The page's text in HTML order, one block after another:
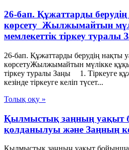
26-бап. Құжаттарды
көрсету Жылжымайтын
мемлекеттік тіркеу туралы
26-бап. Құжаттарды берудің нақты
көрсетуЖылжымайтын мүлікке
тіркеу туралы Заңы 1. Тіркеуге
кезінде тіркеуге келіп түсет...
Толық оқу »
Қылмыстық заңның уақыт
қолданылуы және Заңның